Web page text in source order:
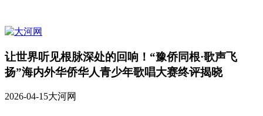
让世界听见根脉深处的回响！“豫侨同根·歌声飞
扬”海内外华侨华人青少年歌唱大赛终评揭晓
2026-04-15大河网